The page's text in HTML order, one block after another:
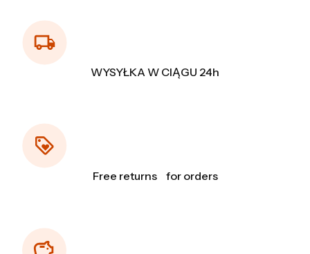
WYSYŁKA W CIĄGU 24h
Free returns for orders